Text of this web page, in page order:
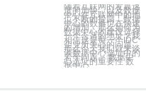
随着互联网的发展速
度的加快，以及数据
中心在互联网中的地
位不断的提高，数据
中心的数量也在快速
的增加。那么如何为
数据中心的建设选择
一个合适的地址？我
相信这是每一个IDC
企业所关心的问题。
那么今天我们就来谈
谈数据中心选址中的
若干问题。 数据中
心选址的重要性 数
据中心